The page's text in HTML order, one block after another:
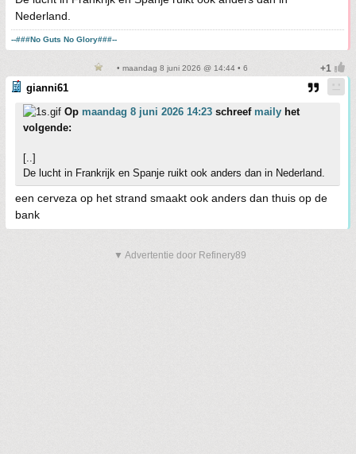
Nederland.
--###No Guts No Glory###--
• maandag 8 juni 2026 @ 14:44 • 6
gianni61
Op maandag 8 juni 2026 14:23 schreef maily het
volgende:
[..]
De lucht in Frankrijk en Spanje ruikt ook anders dan in Nederland.
een cerveza op het strand smaakt ook anders dan thuis op de
bank
▼ Advertentie door Refinery89